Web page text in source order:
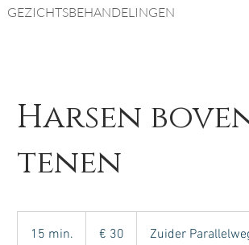
GEZICHTSBEHANDELINGEN
Harsen
tenen
15 min. € 30 Zuider